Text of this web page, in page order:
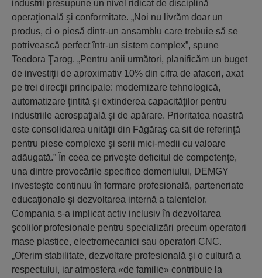
industrii presupune un nivel ridicat de disciplină
operaţională şi conformitate. „Noi nu livrăm doar un
produs, ci o piesă dintr-un ansamblu care trebuie să se
potrivească perfect într-un sistem complex”, spune
Teodora Ţarog. „Pentru anii următori, planificăm un buget
de investiţii de aproximativ 10% din cifra de afaceri, axat
pe trei direcţii principale: modernizare tehnologică,
automatizare ţintită şi extinderea capacităţilor pentru
industriile aerospaţială şi de apărare. Prioritatea noastră
este consolidarea unităţii din Făgăraş ca sit de referinţă
pentru piese complexe şi serii mici-medii cu valoare
adăugată.” În ceea ce priveşte deficitul de competenţe,
una dintre provocările specifice domeniului, DEMGY
investeşte continuu în formare profesională, parteneriate
educaţionale şi dezvoltarea internă a talentelor.
Compania s-a implicat activ inclusiv în dezvoltarea
şcolilor profesionale pentru specializări precum operatori
mase plastice, electromecanici sau operatori CNC.
„Oferim stabilitate, dezvoltare profesională şi o cultură a
respectului, iar atmosfera «de familie» contribuie la